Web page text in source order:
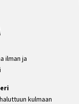
ilman ja
kulmaan